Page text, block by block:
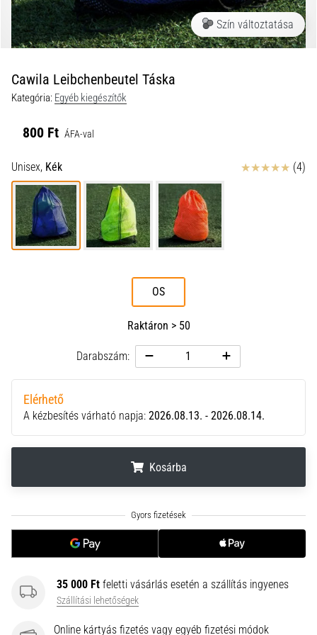
a
futball
táskánkba?
következő
dolgok
nem
2021.03.22.
•
10 perces olvasási idő
Cross
edzéstervet
Torna,
atlétika,
súlyemelés.
Téged
változatos
edzés,
egy
mindig
Szín változtatása
Cawila Leibchenbeutel Táska
Kategória: Egyéb kiegészítők
800 Ft ÁFA-val
Unisex, Kék Értékelés (4)
OS
Raktáron > 50
Darabszám:
Elérhető
A kézbesítés várható napja: 2026.08.13. - 2026.08.14.
Kosárba
35 000 Ft feletti vásárlás esetén a szállítás ingyenes
Szállítási lehetőségek
Online kártyás fizetés vagy egyéb fizetési módok